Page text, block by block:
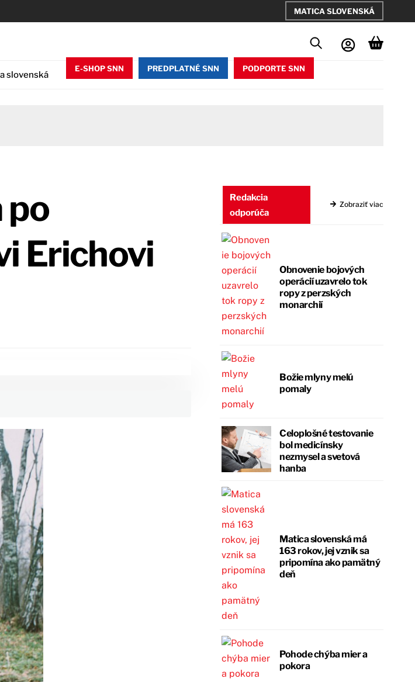
MATICA SLOVENSKÁ
slovenská
E-SHOP SNN PREDPLATNÉ SNN PODPORTE SNN
po
Erichovi
Redakcia
odporúča
Zobraziť viac
Obnovenie bojových
operácií uzavrelo tok
ropy z perzských
monarchií
Božie mlyny melú
pomaly
Celoplošné testovanie
bol medicínsky
nezmysel a svetová
hanba
Matica slovenská má
163 rokov, jej vznik sa
pripomína ako pamätný
deň
Pohode chýba mier a
pokora